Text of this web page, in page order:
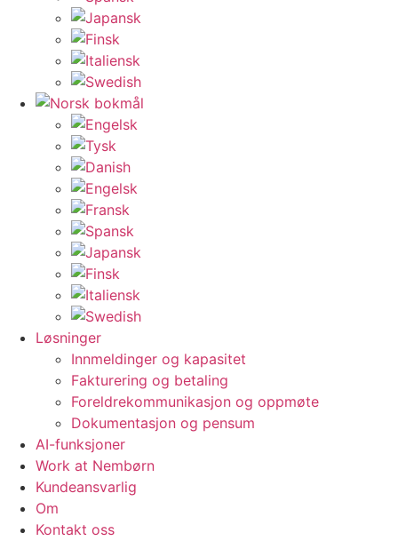
Løsninger
Innmeldinger og kapasitet
Fakturering og betaling
Foreldrekommunikasjon og oppmøte
Dokumentasjon og pensum
AI-funksjoner
Work at Nembørn
Kundeansvarlig
Om
Kontakt oss